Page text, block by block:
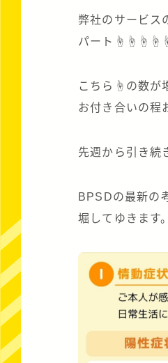
弊社のサービス
パート
こちら☝の数が
お付き合いの程
先週から引き続
BPSDの最新の
堀してゆきます。